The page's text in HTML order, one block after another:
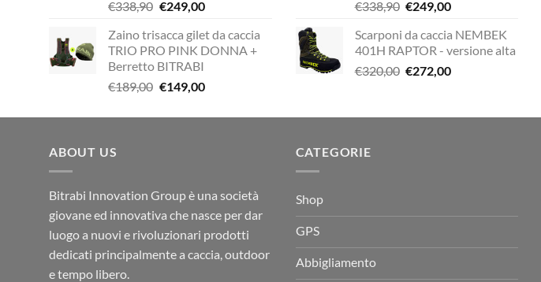
€338,90 Il
originale
era:
€338,90.
€249,00Il
attuale
è:
Zaino trisacca gilet da caccia
TRIO PRO PINK DONNA +
Berretto BITRABI
€189,00 Il
originale
€149,00Il
attuale
€338,90 Il
originale
era:
€338,90.
€249,00Il
attuale
è:
€249,00.
Scarponi da caccia NEMBEK
401H RAPTOR - versione alta
€320,00 Il
era:
€272,00Il
è:
ABOUT US
Bitrabi Innovation Group è una società
giovane ed innovativa che nasce per dar
luogo a nuovi e rivoluzionari prodotti
dedicati principalmente a caccia, outdoor
e tempo libero.
CATEGORIE
Shop
GPS
Abbigliamento